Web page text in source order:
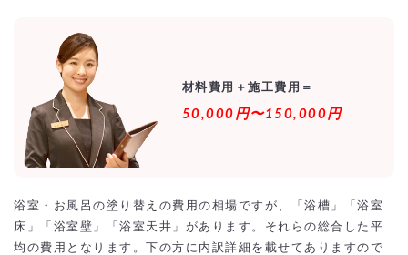
材料費用＋施工費用＝
50,000円〜150,000円
浴室・お風呂の塗り替えの費用の相場ですが、「浴槽」「浴室
床」「浴室壁」「浴室天井」があります。それらの総合した平
均の費用となります。下の方に内訳詳細を載せてありますので